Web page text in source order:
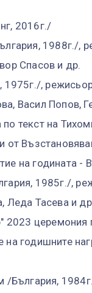
2016г./
1988г./,
Спасов и др.
1975г./,
Васил Попов,
текст на
на годината -
1985г./,
Леда Тасева и
2023 церемония
годишните
България,